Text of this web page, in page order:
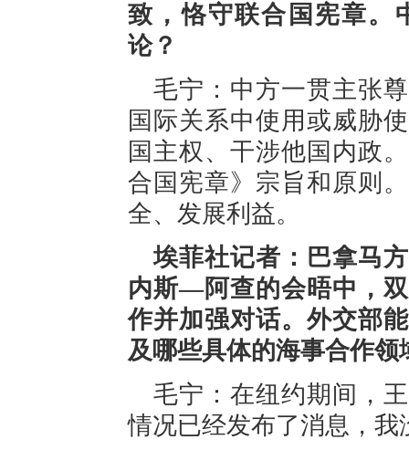
致，恪守联合国宪章。
论？
毛宁：中方一贯主张
国际关系中使用或威胁
国主权、干涉他国内政
合国宪章》宗旨和原则
全、发展利益。
埃菲社记者：巴拿马
内斯—阿查的会晤中，
作并加强对话。外交部
及哪些具体的海事合作领
毛宁：在纽约期间，
情况已经发布了消息，